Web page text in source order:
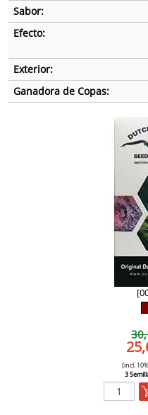
Sabor:
Efecto:
Exterior:
Ganadora de Copas:
[incl.
3